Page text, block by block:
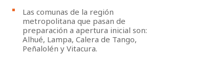
Las comunas de la región
metropolitana que pasan de
preparación a apertura inicial son:
Alhué, Lampa, Calera de Tango,
Peñalolén y Vitacura.